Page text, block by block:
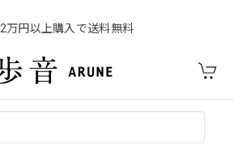
2万円以上購入で送料無料